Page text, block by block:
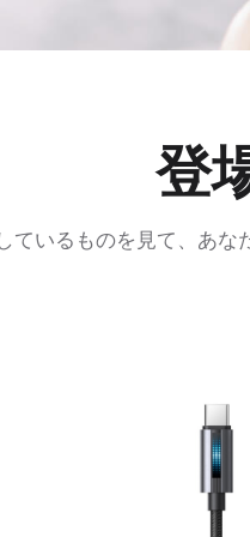
登
ているものを見て、あな